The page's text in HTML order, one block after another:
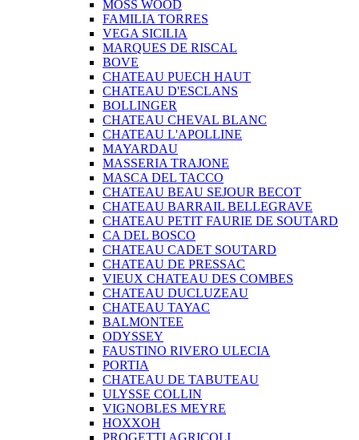
MOSS WOOD
FAMILIA TORRES
VEGA SICILIA
MARQUES DE RISCAL
BOVE
CHATEAU PUECH HAUT
CHATEAU D'ESCLANS
BOLLINGER
CHATEAU CHEVAL BLANC
CHATEAU L'APOLLINE
MAYARDAU
MASSERIA TRAJONE
MASCA DEL TACCO
CHATEAU BEAU SEJOUR BECOT
CHATEAU BARRAIL BELLEGRAVE
CHATEAU PETIT FAURIE DE SOUTARD
CA DEL BOSCO
CHATEAU CADET SOUTARD
CHATEAU DE PRESSAC
VIEUX CHATEAU DES COMBES
CHATEAU DUCLUZEAU
CHATEAU TAYAC
BALMONTEE
ODYSSEY
FAUSTINO RIVERO ULECIA
PORTIA
CHATEAU DE TABUTEAU
ULYSSE COLLIN
VIGNOBLES MEYRE
HOXXOH
PROGETTI AGRICOLI